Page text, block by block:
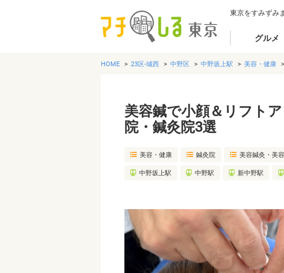
東京をすみずみ
グルメ
HOME 23区-城西 中野区 中野坂上駅 美容・健康
美容鍼で小顔＆リフト
院・鍼灸院3選
美容・健康 鍼灸院 美容鍼灸・美
中野坂上駅 中野駅 新中野駅